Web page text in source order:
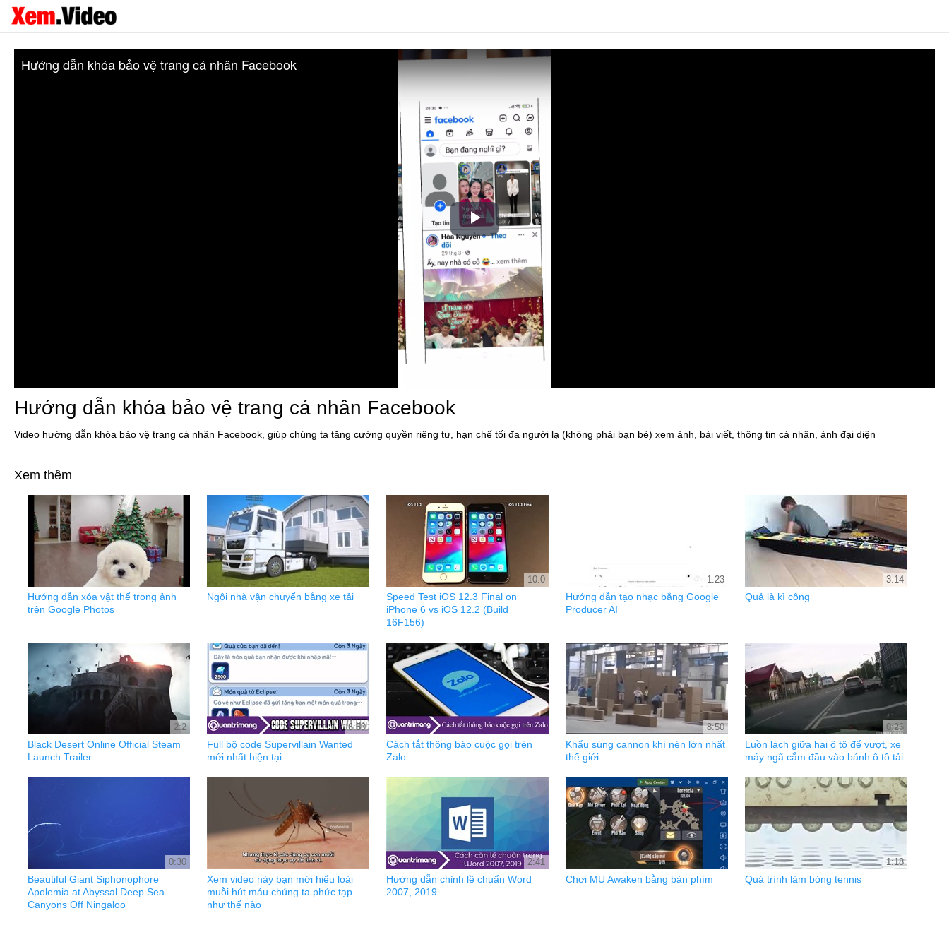
Play
Video
Hướng dẫn khóa bảo vệ trang cá nhân Facebook
Hướng dẫn khóa bảo vệ trang cá nhân Facebook
Video hướng dẫn khóa bảo vệ trang cá nhân Facebook, giúp chúng ta tăng cường quyền riêng tư, hạn chế tối đa người lạ (không phải bạn bè) xem ảnh, bài viết, thông tin cá nhân, ảnh đại diện
Xem thêm
Hướng dẫn xóa vật thể trong ảnh
trên Google Photos
Ngôi nhà vận chuyển bằng xe tải
10:0
Speed Test iOS 12.3 Final on
iPhone 6 vs iOS 12.2 (Build
16F156)
1:23
Hướng dẫn tạo nhạc bằng Google
Producer AI
3:14
Quả là kì công
2:2
Black Desert Online Official Steam
Launch Trailer
6:50
Full bộ code Supervillain Wanted
mới nhất hiện tại
Cách tắt thông báo cuộc gọi trên
Zalo
8:50
Khẩu súng cannon khí nén lớn nhất
thế giới
0:26
Luồn lách giữa hai ô tô để vượt, xe
máy ngã cắm đầu vào bánh ô tô tải
0:30
Beautiful Giant Siphonophore
Apolemia at Abyssal Deep Sea
Canyons Off Ningaloo
Xem video này bạn mới hiểu loài
muỗi hút máu chúng ta phức tạp
như thế nào
2:41
Hướng dẫn chỉnh lề chuẩn Word
2007, 2019
Chơi MU Awaken bằng bàn phím
1:18
Quá trình làm bóng tennis